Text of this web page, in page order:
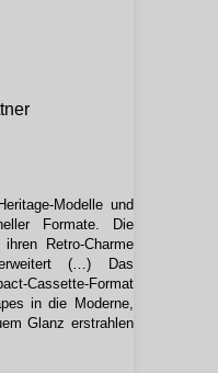
Modelle und
Formate. Die
Retro-Charme
(…) Das
Cassette-Format
in die Moderne,
Glanz erstrahlen